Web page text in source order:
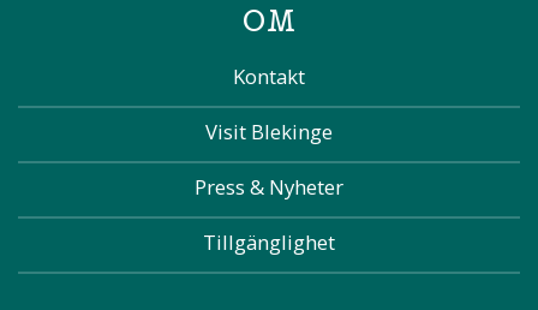
OM
Kontakt
Visit Blekinge
Press & Nyheter
Tillgänglighet